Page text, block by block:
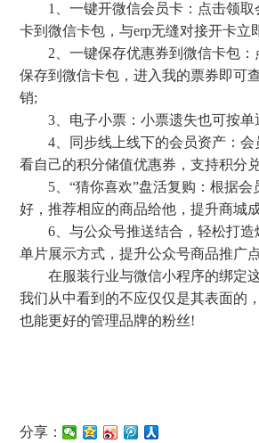
1、一键开微信会员卡：点击领取
卡到微信卡包，与erp无缝对接开卡立
2、一键保存优惠券到微信卡包：
保存到微信卡包，进入我的票券即可
销;
3、电子小票：小票遗失也可按单
4、同步线上线下的会员资产：会
看自己的积分储值优惠券，支持积分
5、“猜你喜欢”盘活复购：根据会
好，推荐相应的商品给他，提升商城
6、与公众号推送结合，轻松打造
单片展示方式，提升公众号商品推广点
在服装行业与微信小程序的绑定这
我们从中看到的不应仅仅是其表面的
也能更好的管理品牌的粉丝!
分享：